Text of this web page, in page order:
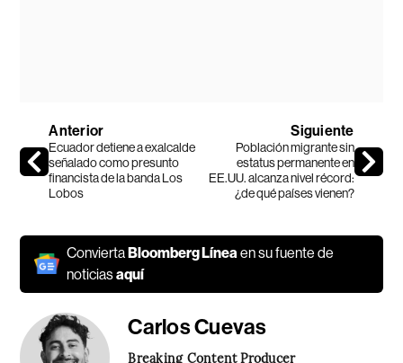
Anterior
Ecuador detiene a exalcalde
señalado como presunto
financista de la banda Los
Lobos
Siguiente
Población migrante sin
estatus permanente en
EE.UU. alcanza nivel récord:
¿de qué países vienen?
ConviertaBloomberg Líneaen su fuente de
noticiasaquí
Carlos Cuevas
Breaking Content Producer